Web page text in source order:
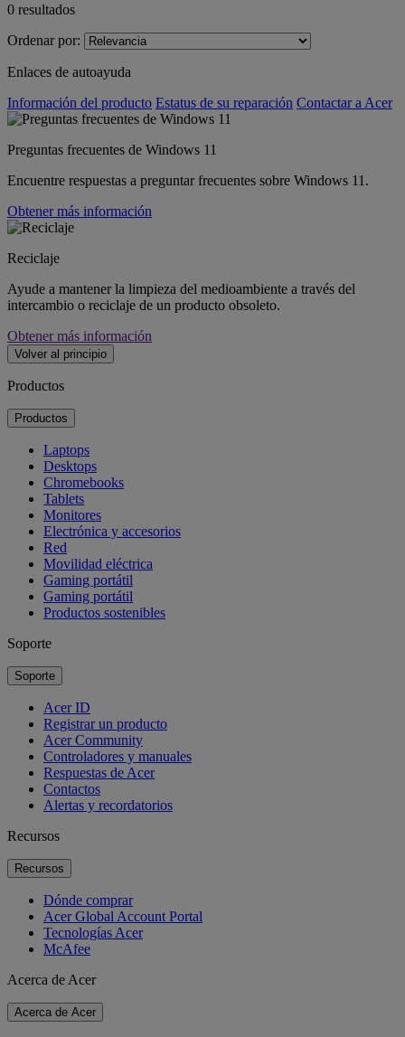
0 resultados
Ordenar por:
Enlaces de autoayuda
Información del producto Estatus de su reparación Contactar a Acer
Preguntas frecuentes de Windows 11
Encuentre respuestas a preguntar frecuentes sobre Windows 11.
Obtener más información
Reciclaje
Ayude a mantener la limpieza del medioambiente a través del
intercambio o reciclaje de un producto obsoleto.
Obtener más información
Volver al principio
Productos
Productos
Laptops
Desktops
Chromebooks
Tablets
Monitores
Electrónica y accesorios
Red
Movilidad eléctrica
Gaming portátil
Gaming portátil
Productos sostenibles
Soporte
Soporte
Acer ID
Registrar un producto
Acer Community
Controladores y manuales
Respuestas de Acer
Contactos
Alertas y recordatorios
Recursos
Recursos
Dónde comprar
Acer Global Account Portal
Tecnologías Acer
McAfee
Acerca de Acer
Acerca de Acer